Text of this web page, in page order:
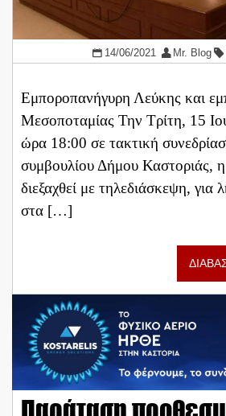
14/06/2021 Mr. Blog
Εμποροπανήγυρη Λεύκης και
Μεσοποταμίας Την Τρίτη, 15
ώρα 18:00 σε τακτική
συμβουλίου Δήμου Καστοριάς,
διεξαχθεί με τηλεδιάσκεψη,
στα […]